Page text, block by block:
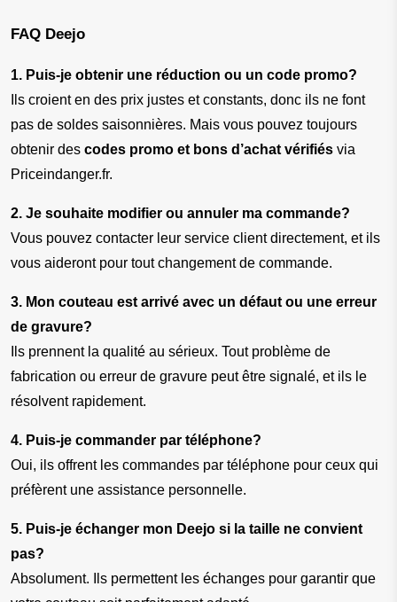
FAQ Deejo
1. Puis-je obtenir une réduction ou un code promo?
Ils croient en des prix justes et constants, donc ils ne font
pas de soldes saisonnières. Mais vous pouvez toujours
obtenir des codes promo et bons d’achat vérifiés via
Priceindanger.fr.
2. Je souhaite modifier ou annuler ma commande?
Vous pouvez contacter leur service client directement, et ils
vous aideront pour tout changement de commande.
3. Mon couteau est arrivé avec un défaut ou une erreur
de gravure?
Ils prennent la qualité au sérieux. Tout problème de
fabrication ou erreur de gravure peut être signalé, et ils le
résolvent rapidement.
4. Puis-je commander par téléphone?
Oui, ils offrent les commandes par téléphone pour ceux qui
préfèrent une assistance personnelle.
5. Puis-je échanger mon Deejo si la taille ne convient
pas?
Absolument. Ils permettent les échanges pour garantir que